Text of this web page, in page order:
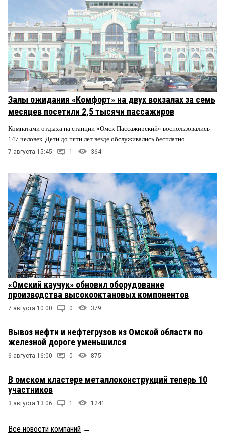
Залы ожидания «Комфорт» на двух вокзалах за семь
месяцев посетили 2,5 тысячи пассажиров
Комнатами отдыха на станции «Омск-Пассажирский» воспользовались
147 человек. Дети до пяти лет везде обслуживались бесплатно.
7 августа 15:45 1 364
«Омский каучук» обновил оборудование
производства высокооктановых компонентов
7 августа 10:00 0 379
Вывоз нефти и нефтегрузов из Омской области по
железной дороге уменьшился
6 августа 16:00 0 875
В омском кластере металлоконструкций теперь 10
участников
3 августа 13:06 1 1241
Все новости компаний →